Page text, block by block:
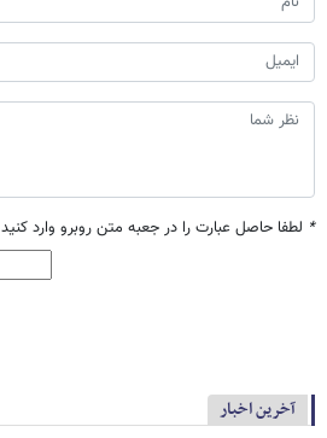
* لطفا حاصل عبارت را در جعبه متن روبرو وارد کنید
آخرین اخبار